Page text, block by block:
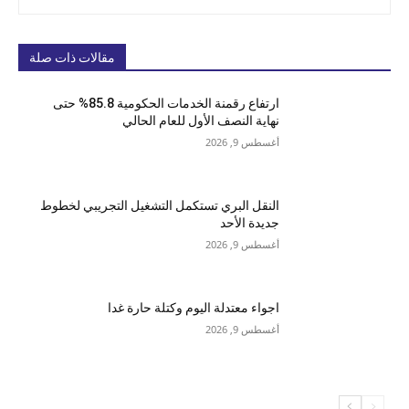
مقالات ذات صلة
ارتفاع رقمنة الخدمات الحكومية 85.8% حتى
نهاية النصف الأول للعام الحالي
أغسطس 9, 2026
النقل البري تستكمل التشغيل التجريبي لخطوط
جديدة الأحد
أغسطس 9, 2026
اجواء معتدلة اليوم وكتلة حارة غدا
أغسطس 9, 2026